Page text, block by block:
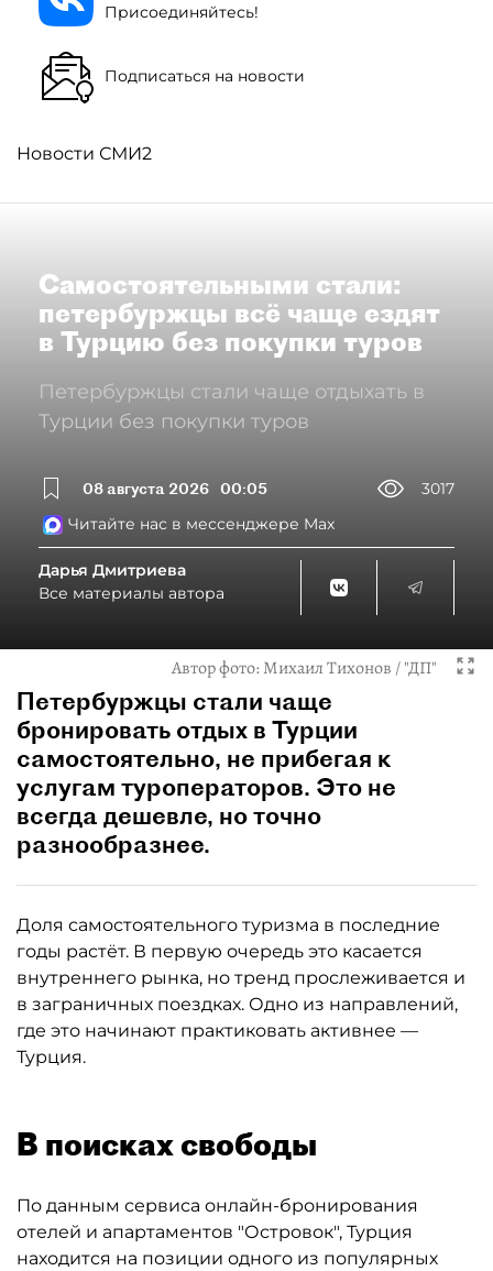
Присоединяйтесь!
Подписаться на новости
Новости СМИ2
Самостоятельными стали:
петербуржцы всё чаще ездят
в Турцию без покупки туров
Петербуржцы стали чаще отдыхать в
Турции без покупки туров
08 августа 2026 00:05
3017
Читайте нас в мессенджере Max
Дарья Дмитриева
Все материалы автора
Автор фото:Михаил Тихонов / "ДП"
Петербуржцы стали чаще
бронировать отдых в Турции
самостоятельно, не прибегая к
услугам туроператоров. Это не
всегда дешевле, но точно
разнообразнее.
Доля самостоятельного туризма в последние
годы растёт. В первую очередь это касается
внутреннего рынка, но тренд прослеживается и
в заграничных поездках. Одно из направлений,
где это начинают практиковать активнее —
Турция.
В поисках свободы
По данным сервиса онлайн-бронирования
отелей и апартаментов "Островок", Турция
находится на позиции одного из популярных